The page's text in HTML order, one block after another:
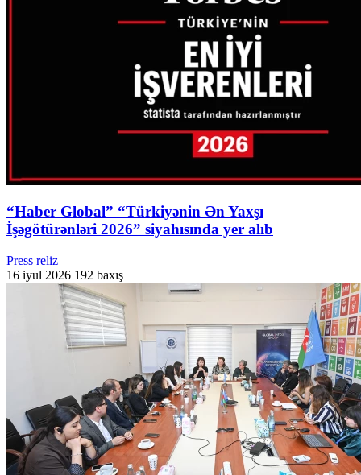
“Haber Global” “Türkiyənin Ən Yaxşı
İşəgötürənləri 2026” siyahısında yer alıb
Press reliz
16 iyul 2026 192 baxış